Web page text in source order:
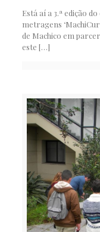
Está aí a 3.ª edição
metragens
de Machico em
este […]